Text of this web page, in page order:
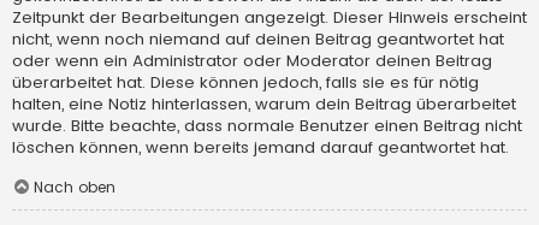
Zeitpunkt der Bearbeitungen angezeigt. Dieser Hinweis erscheint
nicht, wenn noch niemand auf deinen Beitrag geantwortet hat
oder wenn ein Administrator oder Moderator deinen Beitrag
überarbeitet hat. Diese können jedoch, falls sie es für nötig
halten, eine Notiz hinterlassen, warum dein Beitrag überarbeitet
wurde. Bitte beachte, dass normale Benutzer einen Beitrag nicht
löschen können, wenn bereits jemand darauf geantwortet hat.
Nach oben